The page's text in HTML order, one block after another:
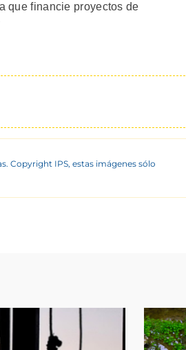
que financie proyectos de
Copyright IPS, estas imágenes sólo